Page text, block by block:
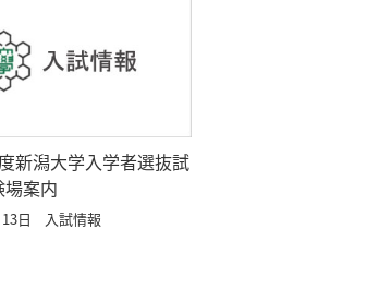
新潟大学入学者選抜試
案内
日 入試情報